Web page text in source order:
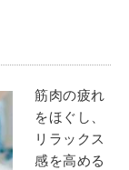
筋肉の疲れ
をほぐし、
リラックス
感を高める